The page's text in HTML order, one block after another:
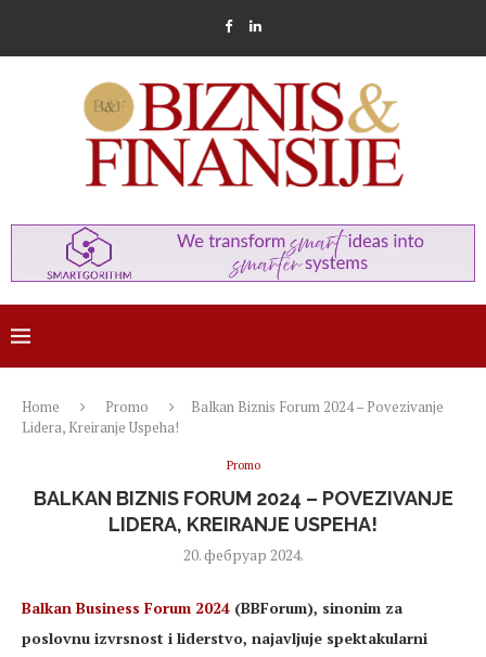
Home Promo
Balkan Biznis Forum 2024 – Povezivanje
Lidera, Kreiranje Uspeha!
Promo
BALKAN BIZNIS FORUM 2024 – POVEZIVANJE
LIDERA, KREIRANJE USPEHA!
20. фебруар 2024.
Balkan Business Forum 2024 (BBForum), sinonim za
poslovnu izvrsnost i liderstvo, najavljuje spektakularni